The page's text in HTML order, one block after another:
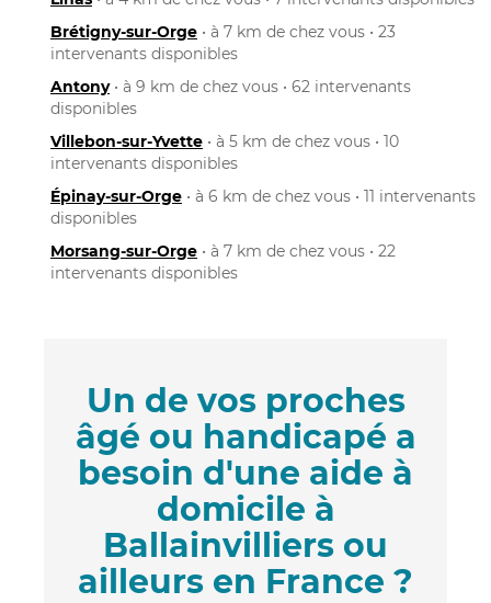
Brétigny-sur-Orge • à 7 km de chez vous • 23
intervenants disponibles
Antony• à 9 km de chez vous • 62 intervenants
disponibles
Villebon-sur-Yvette • à 5 km de chez vous • 10
intervenants disponibles
Épinay-sur-Orge • à 6 km de chez vous • 11 intervenants
disponibles
Morsang-sur-Orge • à 7 km de chez vous • 22
intervenants disponibles
Un de vos proches
âgé ou handicapé a
besoin d'une aide à
domicile à
Ballainvilliers ou
ailleurs en France ?